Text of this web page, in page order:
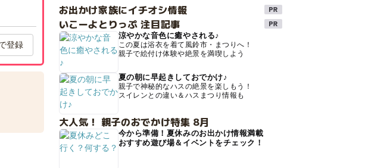
登録
お出かけ家族にイチオシ情報
いこーよとりっぷ 注目記事
涼やかな音色に癒やされる♪
この夏は浴衣を着て風鈴市・まつりへ！
親子で絵付け体験や絶景を満喫しよう
夏の朝に早起きしておでかけ♪
親子で神秘的なハスの絶景を楽しもう！
スイレンとの違い＆ハスまつり情報も
大人気！ 親子のおでかけ特集 8月
今から準備！夏休みのお出かけ情報満載
おすすめ遊び場＆イベントをチェック！